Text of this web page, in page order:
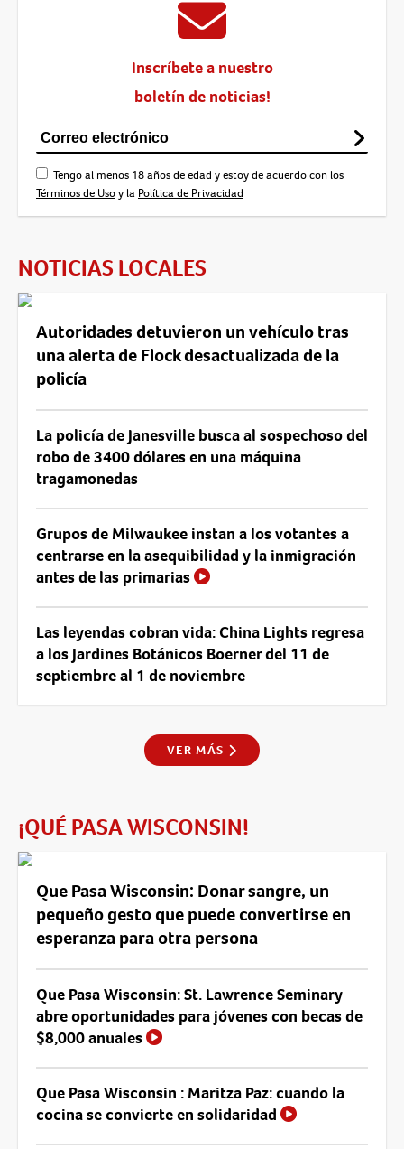
Inscríbete a nuestro
boletín de noticias!
Tengo al menos 18 años de edad y estoy de acuerdo con los
Términos de Usoy la Política de Privacidad
NOTICIAS LOCALES
Autoridades detuvieron un vehículo tras
una alerta de Flock desactualizada de la
policía
La policía de Janesville busca al sospechoso del
robo de 3400 dólares en una máquina
tragamonedas
Grupos de Milwaukee instan a los votantes a
centrarse en la asequibilidad y la inmigración
antes de las primarias
Las leyendas cobran vida: China Lights regresa
a los Jardines Botánicos Boerner del 11 de
septiembre al 1 de noviembre
VER MÁS
¡QUÉ PASA WISCONSIN!
Que Pasa Wisconsin: Donar sangre, un
pequeño gesto que puede convertirse en
esperanza para otra persona
Que Pasa Wisconsin: St. Lawrence Seminary
abre oportunidades para jóvenes con becas de
$8,000 anuales
Que Pasa Wisconsin : Maritza Paz: cuando la
cocina se convierte en solidaridad